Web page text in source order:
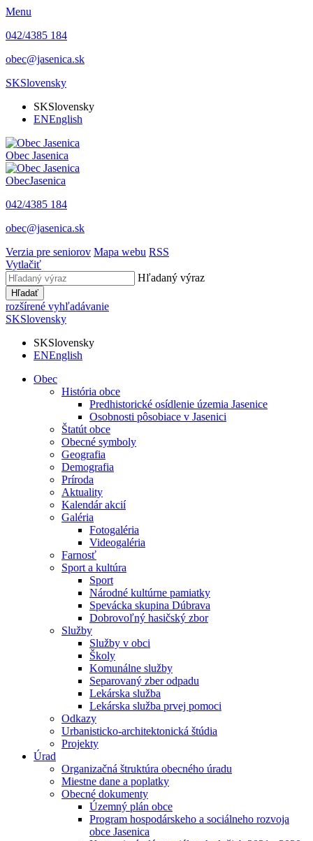
Menu
042/4385 184
obec@jasenica.sk
SKSlovensky
SKSlovensky
ENEnglish
Obec Jasenica
ObecJasenica
042/4385 184
obec@jasenica.sk
Verzia pre seniorov Mapa webu RSS
Vytlačiť
Hľadaný výraz
Hľadať
rozšírené vyhľadávanie
SKSlovensky
SKSlovensky
ENEnglish
Obec
História obce
Predhistorické osídlenie územia Jasenice
Osobnosti pôsobiace v Jasenici
Štatút obce
Obecné symboly
Geografia
Demografia
Príroda
Aktuality
Kalendár akcií
Galéria
Fotogaléria
Videogaléria
Farnosť
Sport a kultúra
Sport
Národné kultúrne pamiatky
Spevácka skupina Dúbrava
Dobrovoľný hasičský zbor
Služby
Služby v obci
Školy
Komunálne služby
Separovaný zber odpadu
Lekárska služba
Lekárska služba prvej pomoci
Odkazy
Urbanisticko-architektonická štúdia
Projekty
Úrad
Organizačná štruktúra obecného úradu
Miestne dane a poplatky
Obecné dokumenty
Územný plán obce
Program hospodárskeho a sociálneho rozvoja
obce Jasenica